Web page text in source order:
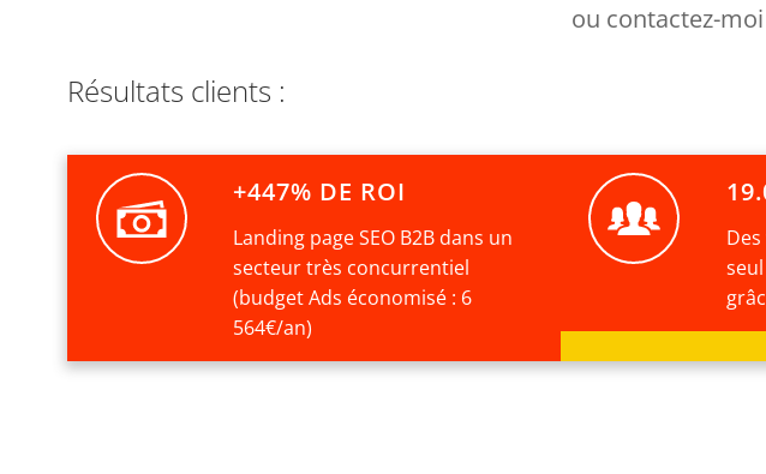
ou contactez-
Résultats clients :
+447% DE ROI
Landing page SEO B2B dans un
secteur très concurrentiel
(budget Ads économisé : 6
564€/an)